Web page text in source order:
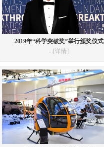
2019年“科学突破奖”举行颁奖仪式
... [详情]